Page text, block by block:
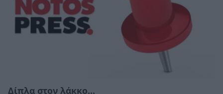
Δίπλα στον λάκκο…